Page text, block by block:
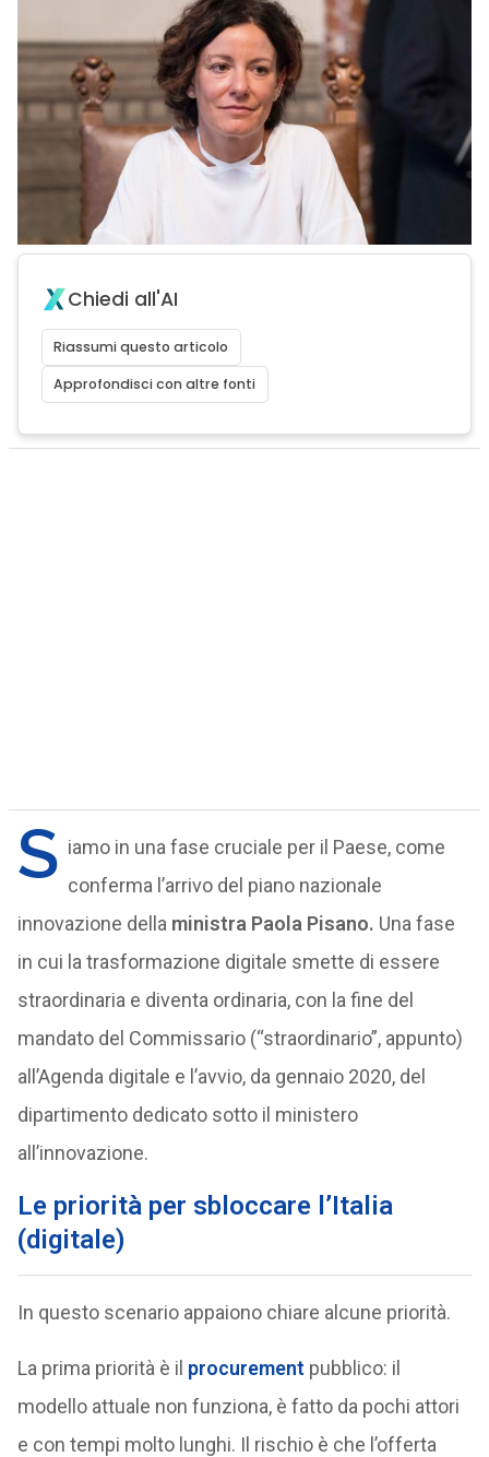
Chiedi all'AI
Riassumi questo articolo
Approfondisci con altre fonti
S iamo in una fase cruciale per il Paese, come
conferma l’arrivo del piano nazionale
innovazione della ministra Paola Pisano. Una fase
in cui la trasformazione digitale smette di essere
straordinaria e diventa ordinaria, con la fine del
mandato del Commissario (“straordinario”, appunto)
all’Agenda digitale e l’avvio, da gennaio 2020, del
dipartimento dedicato sotto il ministero
all’innovazione.
Le priorità per sbloccare l’Italia
(digitale)
In questo scenario appaiono chiare alcune priorità.
La prima priorità è il procurement pubblico: il
modello attuale non funziona, è fatto da pochi attori
e con tempi molto lunghi. Il rischio è che l’offerta